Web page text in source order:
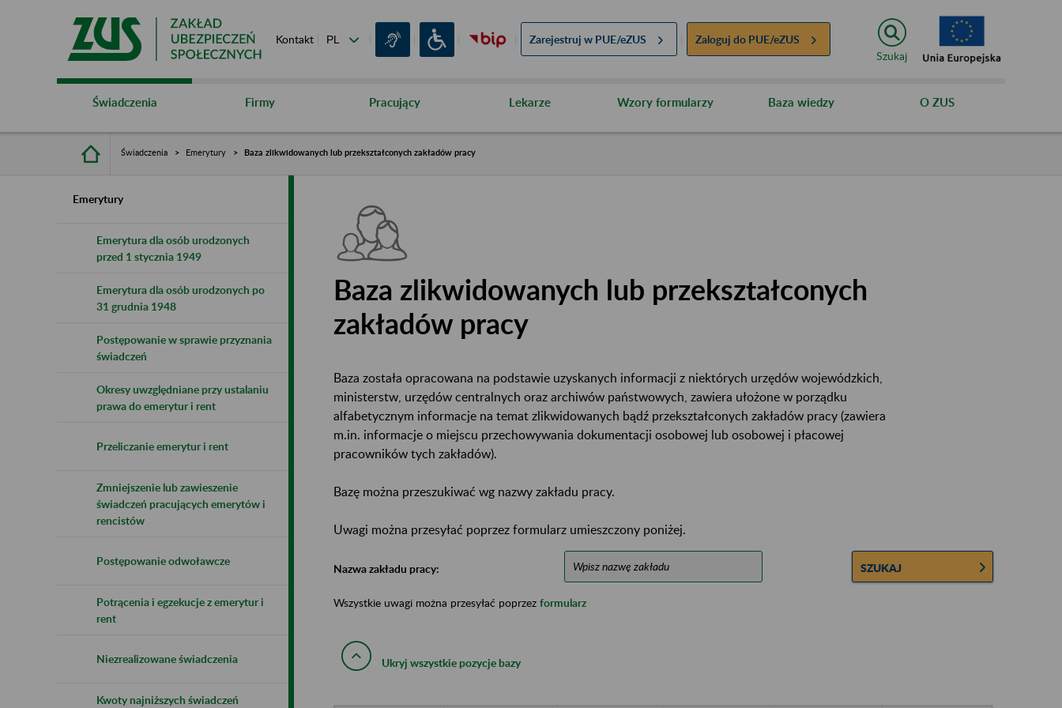
Kontakt Zarejestruj w PUE/eZUS Zaloguj do PUE/eZUS
Szukaj
Świadczenia Firmy Pracujący Lekarze Wzory formularzy Baza wiedzy O ZUS
Świadczenia Emerytury Baza zlikwidowanych lub przekształconych zakładów pracy
Emerytury
Emerytura dla osób urodzonych
przed 1 stycznia 1949
Emerytura dla osób urodzonych po
31 grudnia 1948
Postępowanie w sprawie przyznania
świadczeń
Okresy uwzględniane przy ustalaniu
prawa do emerytur i rent
Przeliczanie emerytur i rent
Zmniejszenie lub zawieszenie
świadczeń pracujących emerytów i
rencistów
Postępowanie odwoławcze
Potrącenia i egzekucje z emerytur i
rent
Niezrealizowane świadczenia
Kwoty najniższych świadczeń
Baza zlikwidowanych lub przekształconych
zakładów pracy
Baza została opracowana na podstawie uzyskanych informacji z niektórych urzędów wojewódzkich,
ministerstw, urzędów centralnych oraz archiwów państwowych, zawiera ułożone w porządku
alfabetycznym informacje na temat zlikwidowanych bądź przekształconych zakładów pracy (zawiera
m.in. informacje o miejscu przechowywania dokumentacji osobowej lub osobowej i płacowej
pracowników tych zakładów).
Bazę można przeszukiwać wg nazwy zakładu pracy.
Uwagi można przesyłać poprzez formularz umieszczony poniżej.
Nazwa zakładu pracy: SZUKAJ
Wszystkie uwagi można przesyłać poprzez formularz
Ukryj wszystkie pozycje bazy